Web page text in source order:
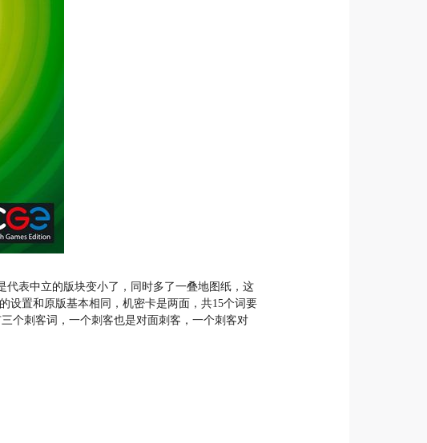
代表中立的版块变小了，同时多了一叠地图纸，这
设置和原版基本相同，机密卡是两面，共15个词要
个刺客词，一个刺客也是对面刺客，一个刺客对